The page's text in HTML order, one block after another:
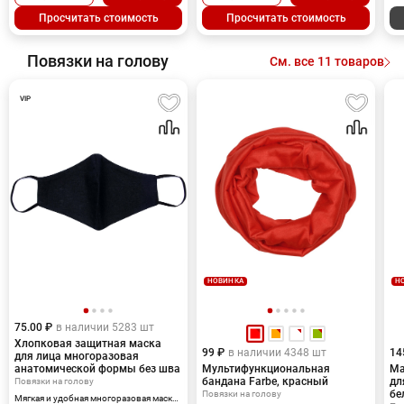
Оплачивается только настройка
оборудования в размере 10000 рублей
на весь тираж.
Просчитать стоимость
на весь тираж.
Просчитать стоимость
на
Повязки на голову См. все 11 товаров
VIP
75.00 ₽ в наличии 5283 шт
Хлопковая защитная маска
для лица многоразовая
анатомической формы без шва
Повязки на голову
Мягкая и удобная многоразовая маска
НОВИНКА
99 ₽ в наличии 4348 шт
Мультифункциональная
бандана Farbe, красный
Повязки на голову